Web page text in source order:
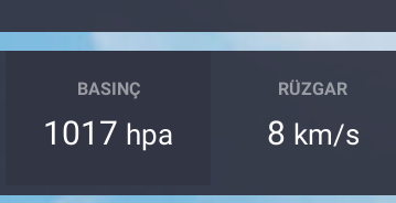
BASINÇ
1017 hpa
RÜZGAR
8 km/s